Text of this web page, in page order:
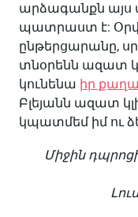
արձագանքն այս
պատրաստ է:
ընթերցարանը,
տնօրենն ազատ
կունենա իր
Բլեյանն ազատ
կպատմեմ իմ ու
Միջին